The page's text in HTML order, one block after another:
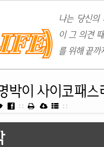
나는 당신의
이 그 의견
를 위해 끝까
박이 사이코패스
:: ::